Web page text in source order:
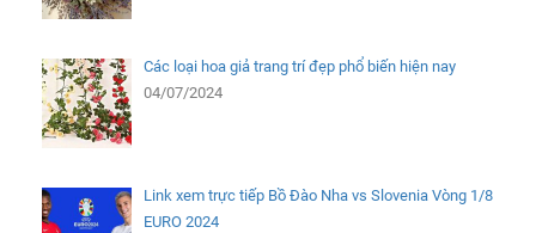
Các loại hoa giả trang trí đẹp phổ biến hiện nay
04/07/2024
Link xem trực tiếp Bồ Đào Nha vs Slovenia Vòng 1/8
EURO 2024